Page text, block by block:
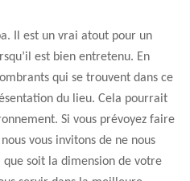
Il est un vrai atout pour un
est bien entretenu. En
qui se trouvent dans ce
du lieu. Cela pourrait
Si vous prévoyez faire
vous invitons de ne nous
soit la dimension de votre